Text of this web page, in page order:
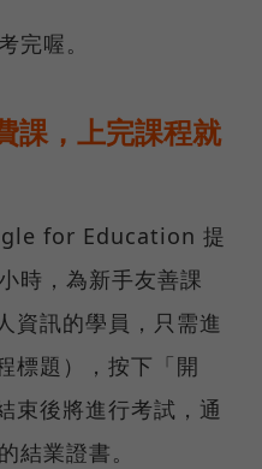
完喔。
課，上完課程就
for Education 提
時，為新手友善課
資訊的學員，只需進
標題），按下「開
束後將進行考試，通
結業證書。